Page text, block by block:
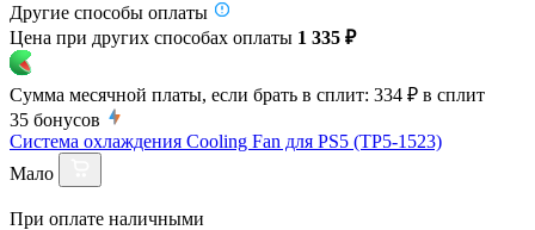
Другие способы оплаты
Цена при других способах оплаты 1 335 ₽
Сумма месячной платы, если брать в сплит: 334 ₽ в сплит
35 бонусов
Система охлаждения Cooling Fan для PS5 (TP5-1523)
Мало
При оплате наличными